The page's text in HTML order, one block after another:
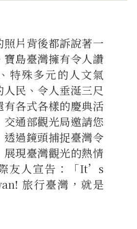
片背後都訴說著一
島臺灣擁有令人讚
特殊多元的人文氣
民、令人垂涎三尺
有各式各樣的慶典活
通部觀光局邀請您
過鏡頭捕捉臺灣令
展現臺灣觀光的熱情
友人宣告：「It’s
旅行臺灣，就是